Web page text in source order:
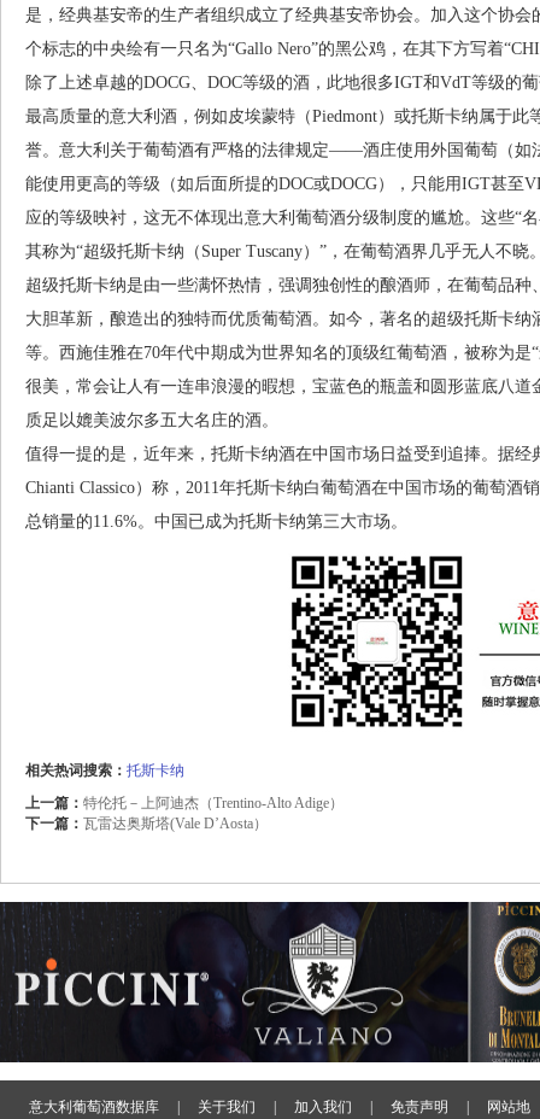
是，经典基安帝的生产者组织成立了经典基安帝协会。加入这个协
个标志的中央绘有一只名为“Gallo Nero”的黑公鸡，在其下方写着
除了上述卓越的DOCG、DOC等级的酒，此地很多IGT和VdT等级的
最高质量的意大利酒，例如皮埃蒙特（Piedmont）或托斯卡纳属于
誉。意大利关于葡萄酒有严格的法律规定——酒庄使用外国葡萄（如
能使用更高的等级（如后面所提的DOC或DOCG），只能用IGT甚至
应的等级映衬，这无不体现出意大利葡萄酒分级制度的尴尬。这些“
其称为“超级托斯卡纳（Super Tuscany）”，在葡萄酒界几乎无人不晓
超级托斯卡纳是由一些满怀热情，强调独创性的酿酒师，在葡萄品
大胆革新，酿造出的独特而优质葡萄酒。如今，著名的超级托斯卡纳
等。西施佳雅在70年代中期成为世界知名的顶级红葡萄酒，被称为
很美，常会让人有一连串浪漫的暇想，宝蓝色的瓶盖和圆形蓝底八
质足以媲美波尔多五大名庄的酒。
值得一提的是，近年来，托斯卡纳酒在中国市场日益受到追捧。据经
Chianti Classico）称，2011年托斯卡纳白葡萄酒在中国市场的葡萄酒
总销量的11.6%。中国已成为托斯卡纳第三大市场。
相关热词搜索： 托斯卡纳
上一篇： 特伦托－上阿迪杰（Trentino-Alto Adige）
下一篇： 瓦雷达奥斯塔(Vale D’Aosta）
意大利葡萄酒数据库 关于我们 加入我们 免责声明 网站地